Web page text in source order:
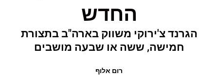
החדש
הגרנד צ'ירוקי משווק בארה"ב בתצורת
חמישה, ששה או שבעה מושבים
רום אלוף